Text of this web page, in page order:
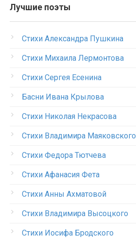
Лучшие поэты
Стихи Александра Пушкина
Стихи Михаила Лермонтова
Стихи Сергея Есенина
Басни Ивана Крылова
Стихи Николая Некрасова
Стихи Владимира Маяковского
Стихи Федора Тютчева
Стихи Афанасия Фета
Стихи Анны Ахматовой
Стихи Владимира Высоцкого
Стихи Иосифа Бродского